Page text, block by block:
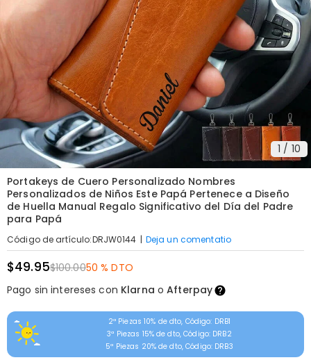
1 / 10
Portakeys de Cuero Personalizado Nombres
Personalizados de Niños Este Papá Pertenece a Diseño
de Huella Manual Regalo Significativo del Día del Padre
para Papá
Código de artículo:DRJW0144 | Deja un comentatio
$49.95$100.0050 % DTO
Pago sin intereses con Klarna oAfterpay
2ª Piezas 10% de dto, Código: DRB1
3ª Piezas 15% de dto, Código: DRB2
5ª Piezas 20% de dto, Código: DRB3